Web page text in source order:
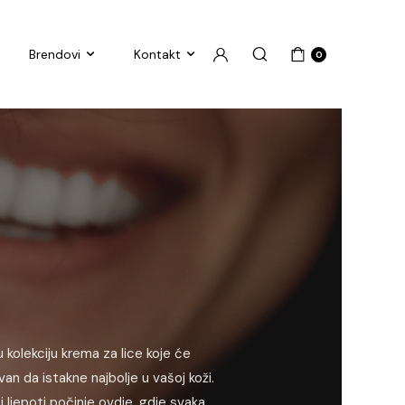
Brendovi Kontakt 0
krema za lice koje će
da istakne najbolje u vašoj koži.